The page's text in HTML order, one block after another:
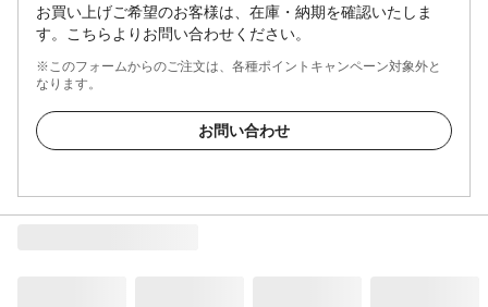
お買い上げご希望のお客様は、在庫・納期を確認いたしま
す。こちらよりお問い合わせください。
※このフォームからのご注文は、各種ポイントキャンペーン対象外と
なります。
お問い合わせ